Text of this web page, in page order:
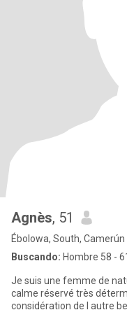
Agnès, 51
Ébolowa, South, Camerún
Buscando: Hombre 58 -
Je suis une femme de
calme réservé très
considération de l autre